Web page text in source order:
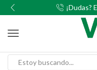
¡Dudas?